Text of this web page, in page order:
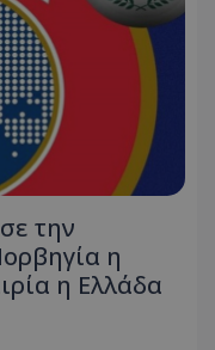
την
η
η Ελλάδα